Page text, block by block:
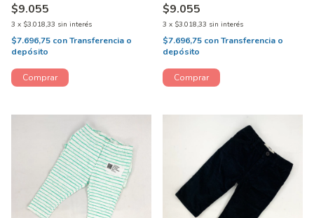
$9.055
3 x $3.018,33 sin interés
$7.696,75 conTransferencia o
depósito
$9.055
3 x $3.018,33 sin interés
$7.696,75 conTransferencia o
depósito